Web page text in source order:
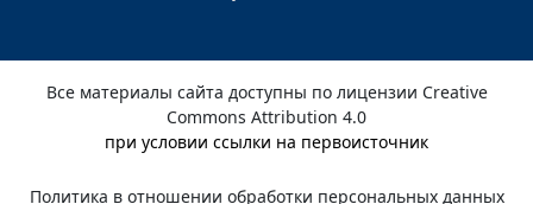
Все материалы сайта доступны по лицензии Creative
Commons Attribution 4.0
при условии ссылки на первоисточник
Политика в отношении обработки персональных данных